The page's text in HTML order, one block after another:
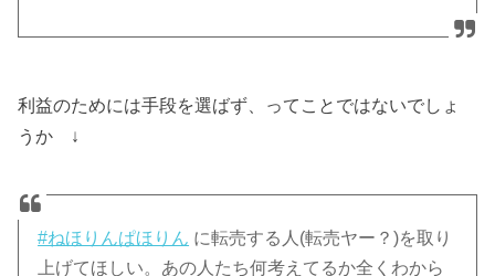
利益のためには手段を選ばず、ってことではないでしょ
うか ↓
#ねほりんぱほりん に転売する人(転売ヤー？)を取り
上げてほしい。あの人たち何考えてるか全くわから